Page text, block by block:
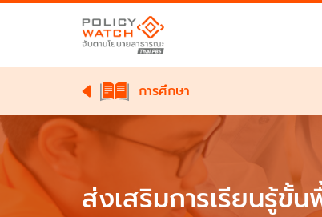
การศึกษา
ส่งเสริมการเรียนรู้ขั้